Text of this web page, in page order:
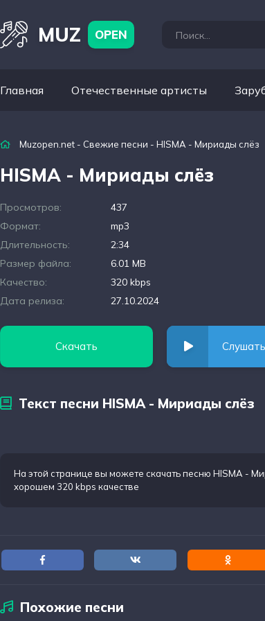
MUZ OPEN
Главная Отечественные артисты
Muzopen.net - Свежие песни - HISMA - Мириады слёз
HISMA - Мириады слёз
Просмотров:
437
Формат:
mp3
Длительность:
2:34
Размер файла:
6.01 MB
Качество:
320 kbps
Дата релиза:
27.10.2024
Скачать
Текст песни HISMA - Мириады слёз
На этой странице вы можете скачать песню HISMA -
хорошем 320 kbps качестве
Похожие песни